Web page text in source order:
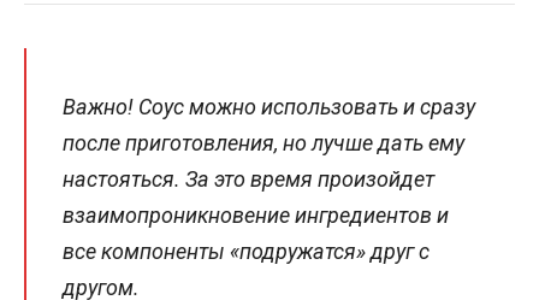
Важно! Соус можно использовать и сразу
после приготовления, но лучше дать ему
настояться. За это время произойдет
взаимопроникновение ингредиентов и
все компоненты «подружатся» друг с
другом.